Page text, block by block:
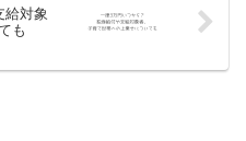
給対象
も